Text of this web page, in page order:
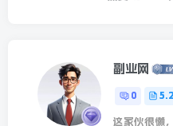
副业网
0
这家伙很懒